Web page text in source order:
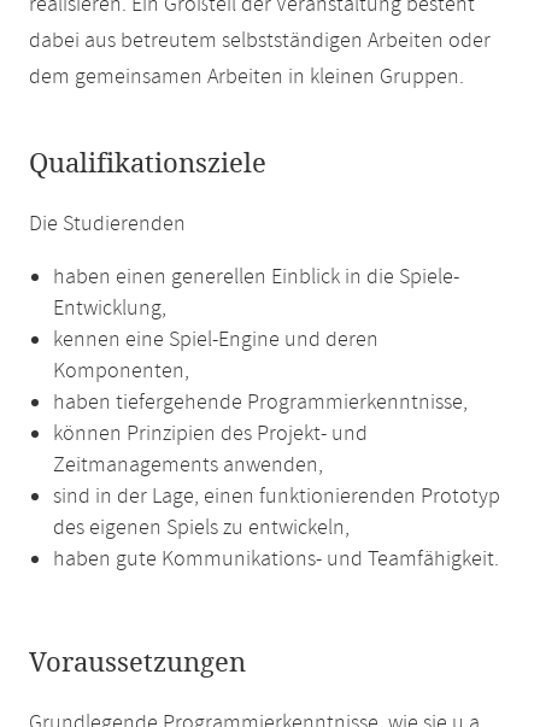
dabei aus betreutem selbstständigen Arbeiten oder
dem gemeinsamen Arbeiten in kleinen Gruppen.
Qualifikationsziele
Die Studierenden
haben einen generellen Einblick in die Spiele-
Entwicklung,
kennen eine Spiel-Engine und deren
Komponenten,
haben tiefergehende Programmierkenntnisse,
können Prinzipien des Projekt- und
Zeitmanagements anwenden,
sind in der Lage, einen funktionierenden Prototyp
des eigenen Spiels zu entwickeln,
haben gute Kommunikations- und Teamfähigkeit.
Voraussetzungen